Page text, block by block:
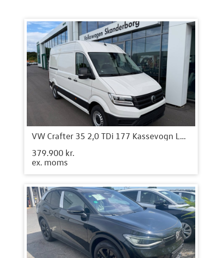
VW Crafter 35 2,0 TDi 177 Kassevogn L3H3 aut.
379.900 kr.
ex. moms